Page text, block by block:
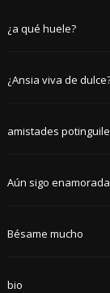
¿a qué huele?
¿Ansia viva de
amistades
Aún sigo enamorada
Bésame mucho
bio